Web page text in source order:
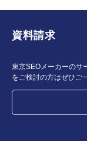
資料請求
東京SEOメーカーのサ
をご検討の方はぜひご